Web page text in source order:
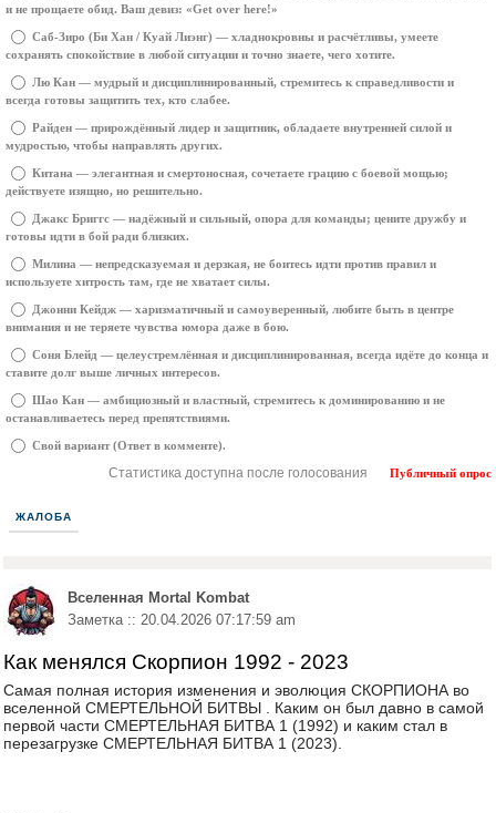
и не прощаете обид. Ваш девиз: «Get over here!»
Саб‑Зиро (Би Хан / Куай Лиэнг) — хладнокровны и расчётливы, умеете
сохранять спокойствие в любой ситуации и точно знаете, чего хотите.
Лю Кан — мудрый и дисциплинированный, стремитесь к справедливости и
всегда готовы защитить тех, кто слабее.
Райден — прирождённый лидер и защитник, обладаете внутренней силой и
мудростью, чтобы направлять других.
Китана — элегантная и смертоносная, сочетаете грацию с боевой мощью;
действуете изящно, но решительно.
Джакс Бриггс — надёжный и сильный, опора для команды; цените дружбу и
готовы идти в бой ради близких.
Милина — непредсказуемая и дерзкая, не боитесь идти против правил и
используете хитрость там, где не хватает силы.
Джонни Кейдж — харизматичный и самоуверенный, любите быть в центре
внимания и не теряете чувства юмора даже в бою.
Соня Блейд — целеустремлённая и дисциплинированная, всегда идёте до конца и
ставите долг выше личных интересов.
Шао Кан — амбициозный и властный, стремитесь к доминированию и не
останавливаетесь перед препятствиями.
Свой вариант (Ответ в комменте).
Статистика доступна после голосования Публичный опрос
ЖАЛОБА
Вселенная Mortal Kombat
Заметка :: 20.04.2026 07:17:59 am
Как менялся Скорпион 1992 - 2023
Самая полная история изменения и эволюция СКОРПИОНА во
вселенной СМЕРТЕЛЬНОЙ БИТВЫ . Каким он был давно в самой
первой части СМЕРТЕЛЬНАЯ БИТВА 1 (1992) и каким стал в
перезагрузке СМЕРТЕЛЬНАЯ БИТВА 1 (2023).